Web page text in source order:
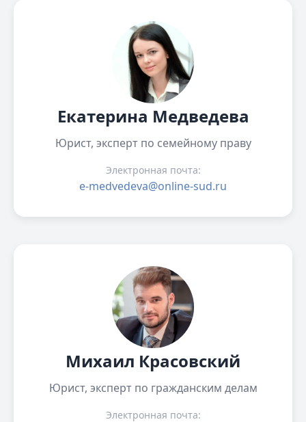
Екатерина Медведева
Юрист, эксперт по семейному праву
Электронная почта:
e-medvedeva@online-sud.ru
Михаил Красовский
Юрист, эксперт по гражданским делам
Электронная почта: